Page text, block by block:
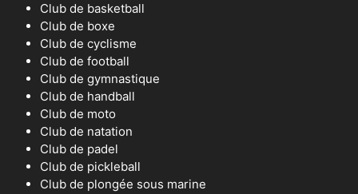
Club de basketball
Club de boxe
Club de cyclisme
Club de football
Club de gymnastique
Club de handball
Club de moto
Club de natation
Club de padel
Club de pickleball
Club de plongée sous marine